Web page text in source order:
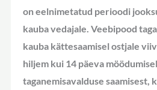
on eelnimetatud perioodi
kauba vedajale. Veebipood
kauba kättesaamisel ostjale
hiljem kui 14 päeva
taganemisavalduse saamisest,